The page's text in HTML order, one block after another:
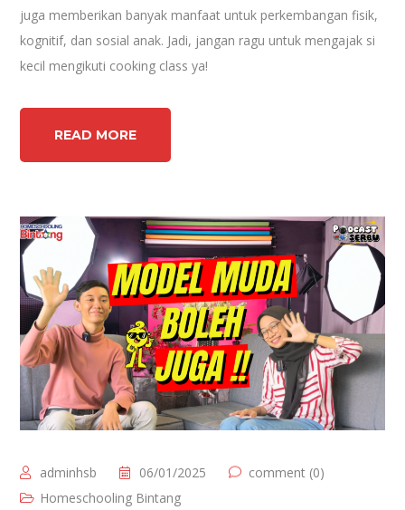
juga memberikan banyak manfaat untuk perkembangan fisik,
kognitif, dan sosial anak. Jadi, jangan ragu untuk mengajak si
kecil mengikuti cooking class ya!
READ MORE
adminhsb 06/01/2025
comment (0)
Homeschooling Bintang